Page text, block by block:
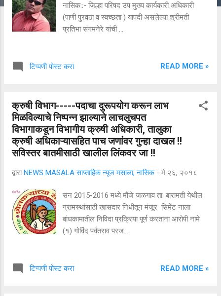
नासिक::- जिल्हा परिषद उप मुख्य कार्यकारी अधिकारी
(पाणी पुरवठा व स्वच्छता ) यापदी असलेल्या श्रीमती
प्रतिभा संगमनेरे यांची ...
टिप्पणी पोस्ट करा READ MORE »
क्रुषी विभाग-----पदाचा दुरूपयोग करून लाभ
मिळविल्याचे निष्पन्न झाल्याने लाचलुचपत
विभागाकडून विभागीय क्रुषी अधिकारी, तालुका
क्रुषी अधिकाऱ्यासहित पाच जणांवर गुन्हा दाखल !!
सविस्तर बातमीसाठी खालील लिंकवर जा !!
द्वाराNEWS MASALA साप्ताहिक न्यूज मसाला, नासिक - मे २६, २०१८
सन 2015-2016 मध्ये मौजे जळगाव ता. बारामती येथील
ग्रामस्थांसाठी खासदार निधीतून मंजूर सिमेंट नाला
बांधकामातील निविदा प्रक्रिया पूर्ण करताना आरोपी नामे
(१) गोविंद पर्वतराव परज...
टिप्पणी पोस्ट करा READ MORE »